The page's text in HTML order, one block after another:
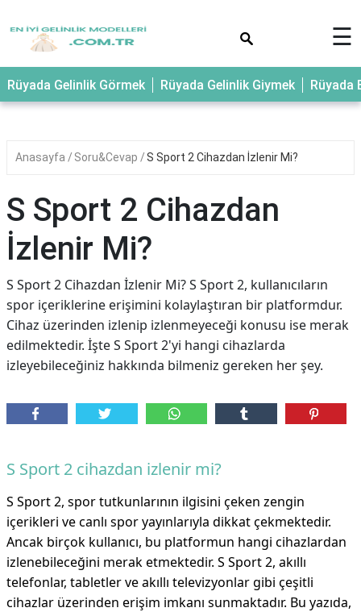
☰
Rüyada Gelinlik Görmek Rüyada Gelinlik Giymek Rüyada
Anasayfa Soru&Cevap S Sport 2 Cihazdan İzlenir Mi?
S Sport 2 Cihazdan
İzlenir Mi?
S Sport 2 Cihazdan İzlenir Mi? S Sport 2, kullanıcıların
spor içeriklerine erişimini kolaylaştıran bir platformdur.
Cihaz üzerinden izlenip izlenmeyeceği konusu ise merak
edilmektedir. İşte S Sport 2'yi hangi cihazlarda
izleyebileceğiniz hakkında bilmeniz gereken her şey.
S Sport 2 cihazdan izlenir mi?
S Sport 2, spor tutkunlarının ilgisini çeken zengin
içerikleri ve canlı spor yayınlarıyla dikkat çekmektedir.
Ancak birçok kullanıcı, bu platformun hangi cihazlardan
izlenebileceğini merak etmektedir. S Sport 2, akıllı
telefonlar, tabletler ve akıllı televizyonlar gibi çeşitli
cihazlar üzerinden erişim imkanı sunmaktadır. Bu yazıda,